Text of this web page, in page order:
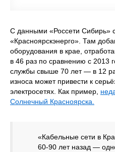
С данными «Россети Сибирь»
«Красноярскэнерго». Там
оборудования в крае,
в 46 раз по сравнению с 2013
службы свыше 70 лет — в 12
износа может привести к
электросетях. Как пример,
Солнечный Красноярска.
«Кабельные сети в
60-90 лет назад —